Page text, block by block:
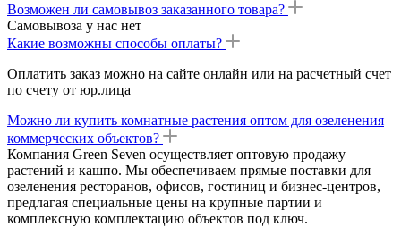
Возможен ли самовывоз заказанного товара?
Самовывоза у нас нет
Какие возможны способы оплаты?
Оплатить заказ можно на сайте онлайн или на расчетный счет
по счету от юр.лица
Можно ли купить комнатные растения оптом для озеленения
коммерческих объектов?
Компания Green Seven осуществляет оптовую продажу
растений и кашпо. Мы обеспечиваем прямые поставки для
озеленения ресторанов, офисов, гостиниц и бизнес-центров,
предлагая специальные цены на крупные партии и
комплексную комплектацию объектов под ключ.